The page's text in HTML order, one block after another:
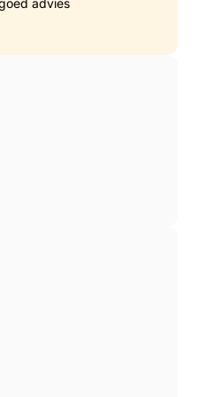
voor aangename
winter als op warme
je comfortabel van de
er is een optie om
fotovoltaïsch systeem.
en 2 terrassen met een
niets te wensen over.
slaapkamers zijn uitgerust
eigen badkamer. De 3e
of kantoor.
van een open woon-
advies